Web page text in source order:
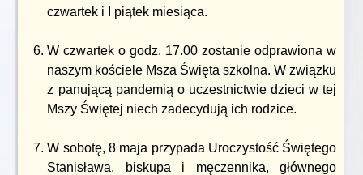
czwartek i I piątek miesiąca.
W czwartek o godz. 17.00 zostanie odprawiona w
naszym kościele Msza Święta szkolna. W związku
z panującą pandemią o uczestnictwie dzieci w tej
Mszy Świętej niech zadecydują ich rodzice.
W sobotę, 8 maja przypada Uroczystość Świętego
Stanisława, biskupa i męczennika, głównego